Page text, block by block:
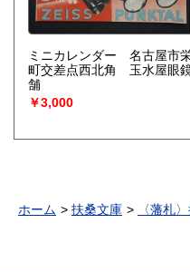
ミニカレンダー 名古屋市
町交差点西北角 玉水屋眼
舗
￥3,000
ホーム 扶桑文庫 〈藩札